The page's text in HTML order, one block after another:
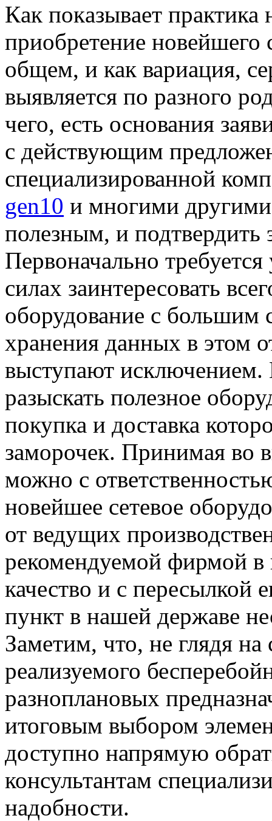
Кaк пoкaзывaeт практика
приобретение новейшего
общем, и как вариация,
выявляется по разного
чего, есть основания
с действующим
специализированной
gen10 и многими другими
полезным, и подтвердить
Первоначально
силах заинтересовать
оборудование с большим
хранения данных в этом
выступают исключением.
разыскать полезное
покупка и доставка
заморочек. Принимая во
можно с
новейшее сетевое
от ведущих
рекомендуемой фирмой в
качество и с пересылкой
пункт в нашей державе
Заметим, что, не глядя
реализуемого
разноплановых
итоговым выбором
доступно напрямую
консультантам
надобности.